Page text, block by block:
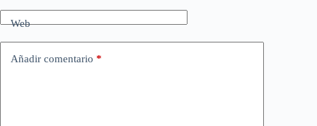
Web
Añadir comentario *